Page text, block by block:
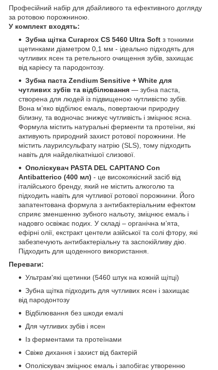
Професійний набір для дбайливого та ефективного догляду
за ротовою порожниною.
У комплект входять:
Зубна щітка Curaprox CS 5460 Ultra Soft з тонкими
щетинками діаметром 0,1 мм - ідеально підходять для
чутливих ясен та ретельного очищення зубів, захищає
від каріесу та пародонтозу.
Зубна паста Zendium Sensitive + White для
чутливих зубів та відбілювання — зубна паста,
створена для людей із підвищеною чутливістю зубів.
Вона м’яко відбілює емаль, повертаючи природну
білизну, та водночас знижує чутливість і зміцнює ясна.
Формула містить натуральні ферменти та протеїни, які
активують природний захист ротової порожнини. Не
містить лаурилсульфату натрію (SLS), тому підходить
навіть для найделікатнішої слизової.
Ополіскувач PASTA DEL CAPITANO Con
Antibatterico (400 мл) - це високоякісний засіб від
італійського бренду, який не містить алкоголю та
підходить навіть для чутливої ротової порожнини. Його
запатентована формула з антибактеріальним ефектом
сприяє зменшенню зубного нальоту, зміцнює емаль і
надовго освіжає подих. У складі – органічна м’ята,
ефірні олії, екстракт центели азійської та солі фтору, які
забезпечують антибактеріальну та заспокійливу дію.
Підходить для щоденного використання.
Переваги:
Ультрам'які щетинки (5460 штук на кожній щітці)
Зубна щітка підходить для чутливих ясен і захищає
від пародонтозу
Відбілювання без шкоди емалі
Для чутливих зубів і ясен
Із ферментами та протеїнами
Свіже дихання і захист від бактерій
Ополіскувач зміцнює емаль і запобігає утворенню